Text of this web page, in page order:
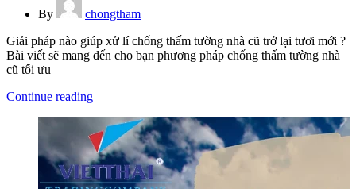
By
chongtham
Giải pháp nào giúp xử lí chống thấm tường nhà cũ trở lại tươi mới ?
Bài viết sẽ mang đến cho bạn phương pháp chống thấm tường nhà
cũ tối ưu
Continue reading